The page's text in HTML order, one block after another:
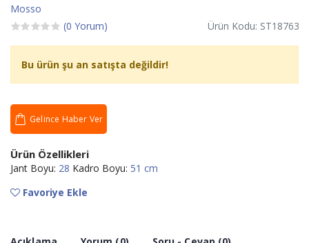
Mosso
(0 Yorum)
Ürün Kodu: ST18763
Bu ürün şu an satışta değildir!
Gelince Haber Ver
Ürün Özellikleri
Jant Boyu: 28 Kadro Boyu: 51 cm
Favoriye Ekle